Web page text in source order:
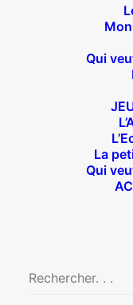
Qui
La
Qui
14 bis rue
Joffrin /
Le